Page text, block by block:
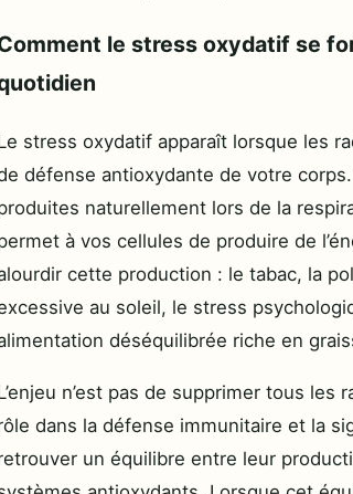
le stress oxydatif se
stress oxydatif apparaît lorsque les
défense antioxydante de votre
naturellement lors de la
à vos cellules de produire de
cette production : le tabac, la
au soleil, le stress
déséquilibrée riche en
n’est pas de supprimer tous
dans la défense immunitaire et la
un équilibre entre leur